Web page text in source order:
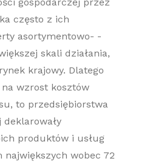
często z ich
asortymentowo- -
skali działania,
krajowy. Dlatego
wzrost kosztów
to przedsiębiorstwa
deklarowały
produktów i usług
największych wobec 72